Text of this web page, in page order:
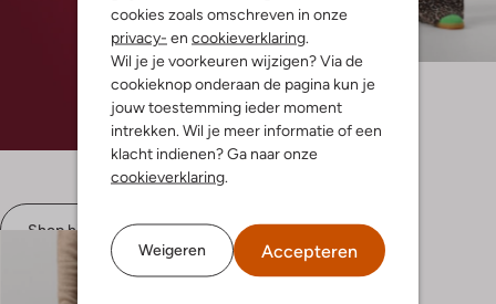
cookies zoals omschreven in onze
privacy- en cookieverklaring
Wil je je voorkeuren wijzigen? Via de
cookieknop onderaan de pagina kun je
jouw toestemming ieder moment
intrekken. Wil je meer informatie of een
klacht indienen? Ga naar onze
cookieverklaring
Weigeren Accepteren
Shop hier
Laatste items
-60%
Circle Of Trust
Wide jeans
€ 129,99